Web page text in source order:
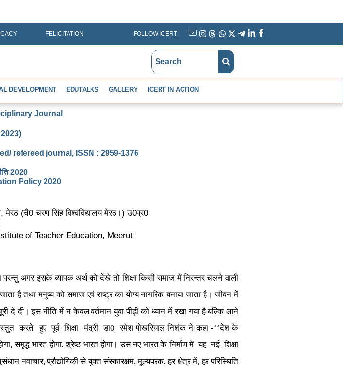
FELICITATION FOLLOW ICERT
Instagram
Threads
DEVELOPMENT EDUTALKS GALLERY ICERT IN ACTION
Journal
refereed journal, ISSN : 2959-1376
2020
Policy 2020
मेरठ (चै0 चरण सिंह विश्वविद्यालय मेरठ।) उ0प्र0
of Teacher Education, Meerut
परन्तु अगर इसके व्यापक अर्थ को देखे तो शिक्षा किसी समाज में निरन्तर चलने वाली
है तथा मनुष्य को समाज एवं राष्ट्र का योग्य नागरिक बनाया जाता है। जीवन में
दे दी। इस नीति में न केवल वर्तमान युवा पीढ़ी को ध्यान में रखा गया है बल्कि आने
करते हुए पूर्व शिक्षा मंत्री डा0 रमेश पोखरियाल निशंक ने कहा -‘‘देश के
समृद्ध भारत होगा, श्रेष्ठ भारत होगा। उस नए भारत के निर्माण में यह नई शिक्षा
नवाचार, प्रौद्योगिकी से युक्त संस्कारक्षम, मूल्यपरक, हर क्षेत्र में, हर परिस्थिति